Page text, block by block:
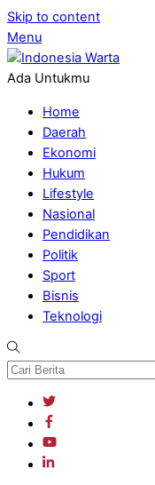
Skip to content
Menu
Ada Untukmu
Home
Daerah
Ekonomi
Hukum
Lifestyle
Nasional
Pendidikan
Politik
Sport
Bisnis
Teknologi